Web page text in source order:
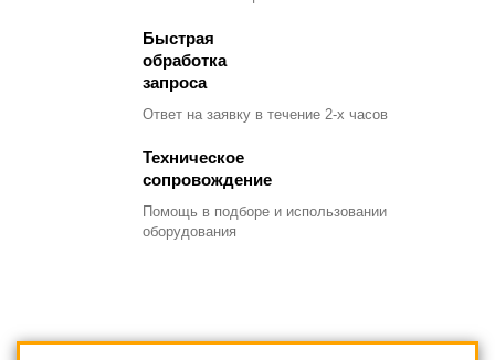
Быстрая
обработка
запроса
Ответ на заявку в течение 2-х часов
Техническое
сопровождение
Помощь в подборе и использовании
оборудования